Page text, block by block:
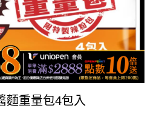
麵重量包4包入